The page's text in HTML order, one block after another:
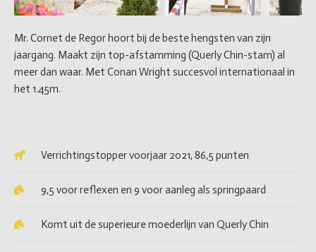
Mr. Cornet de Regor hoort bij de beste hengsten van zijn
jaargang. Maakt zijn top-afstamming (Querly Chin-stam) al
meer dan waar. Met Conan Wright succesvol internationaal in
het 1.45m.
Verrichtingstopper voorjaar 2021, 86,5 punten
9,5 voor reflexen en 9 voor aanleg als springpaard
Komt uit de superieure moederlijn van Querly Chin